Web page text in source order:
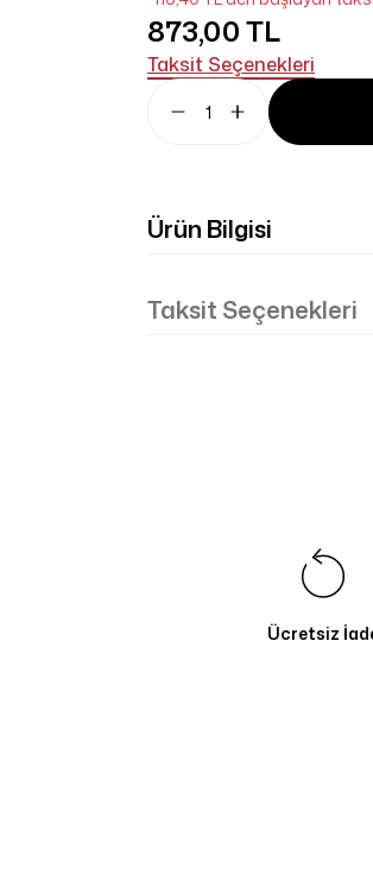
873,00 TL
Taksit Seçenekleri
Ürün Bilgisi
Taksit Seçenekleri
Ücretsiz